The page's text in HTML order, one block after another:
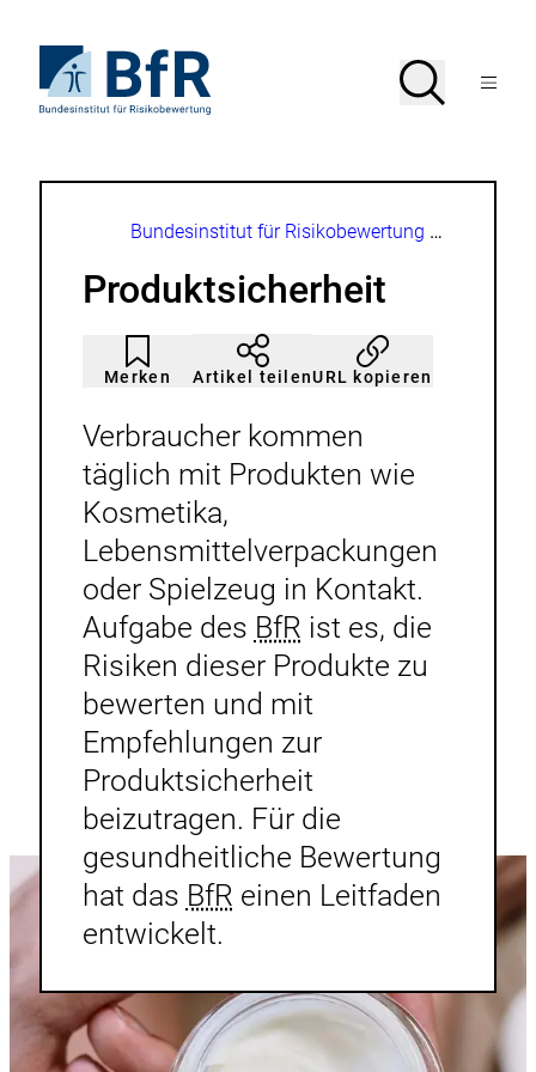
Seiteninhalt
springenStartseite
von
Suche
SucheMenü
Brotkrumennavigation
Bundesinstitut für Risikobewertung
Produktsicherheit
Merken
Artikel
nicht
gemerkt
Durch
Klicken
der
hinzufügen.
Artikel teilenURL kopieren
Verbraucher kommen
täglich mit Produkten wie
Kosmetika,
Lebensmittelverpackungen
oder Spielzeug in Kontakt.
Aufgabe des BfR ist es, die
Risiken dieser Produkte zu
bewerten und mit
Empfehlungen zur
Produktsicherheit
beizutragen. Für die
gesundheitliche Bewertung
hat das BfR einen Leitfaden
entwickelt.